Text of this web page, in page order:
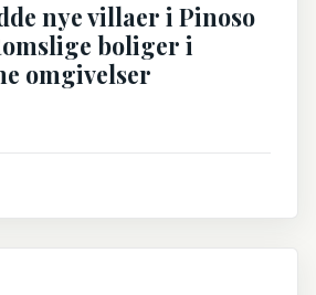
nye villaer i Pinoso
boliger i
omgivelser